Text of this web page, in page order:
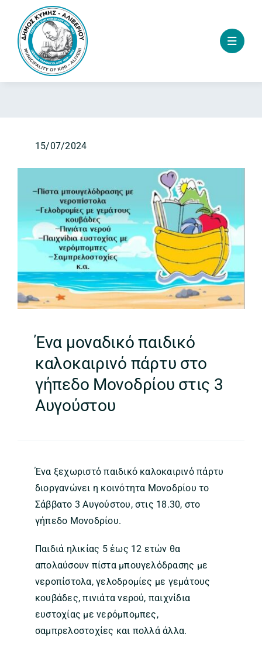
content
15/07/2024
Ένα μοναδικό παιδικό
καλοκαιρινό πάρτυ στο
γήπεδο Μονοδρίου στις 3
Αυγούστου
Ένα ξεχωριστό παιδικό καλοκαιρινό πάρτυ
διοργανώνει η κοινότητα Μονοδρίου το
Σάββατο 3 Αυγούστου, στις 18.30, στο
γήπεδο Μονοδρίου.
Παιδιά ηλικίας 5 έως 12 ετών θα
απολαύσουν πίστα μπουγελόδρασης με
νεροπίστολα, γελοδρομίες με γεμάτους
κουβάδες, πινιάτα νερού, παιχνίδια
ευστοχίας με νερόμπομπες,
σαμπρελοστοχίες και πολλά άλλα.